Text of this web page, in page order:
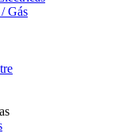
Gás